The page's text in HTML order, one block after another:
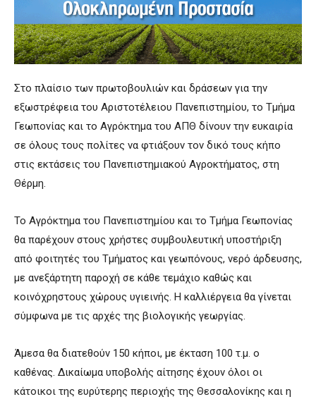
Στο πλαίσιο των πρωτοβουλιών και δράσεων για την
εξωστρέφεια του Αριστοτέλειου Πανεπιστημίου, το Τμήμα
Γεωπονίας και το Αγρόκτημα του ΑΠΘ δίνουν την ευκαιρία
σε όλους τους πολίτες να φτιάξουν τον δικό τους κήπο
στις εκτάσεις του Πανεπιστημιακού Αγροκτήματος, στη
Θέρμη.
Το Αγρόκτημα του Πανεπιστημίου και το Τμήμα Γεωπονίας
θα παρέχουν στους χρήστες συμβουλευτική υποστήριξη
από φοιτητές του Τμήματος και γεωπόνους, νερό άρδευσης,
με ανεξάρτητη παροχή σε κάθε τεμάχιο καθώς και
κοινόχρηστους χώρους υγιεινής. Η καλλιέργεια θα γίνεται
σύμφωνα με τις αρχές της βιολογικής γεωργίας.
Άμεσα θα διατεθούν 150 κήποι, με έκταση 100 τ.μ. ο
καθένας. Δικαίωμα υποβολής αίτησης έχουν όλοι οι
κάτοικοι της ευρύτερης περιοχής της Θεσσαλονίκης και η